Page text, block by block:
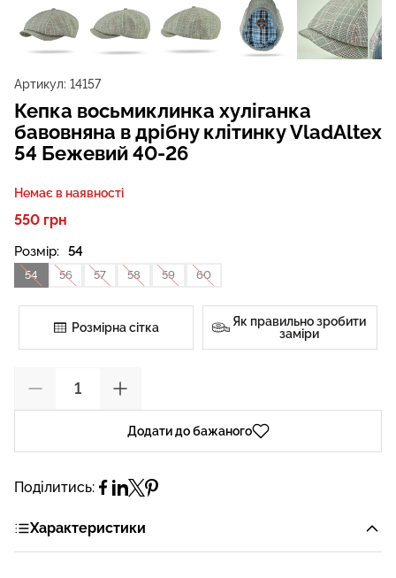
Артикул: 14157
Кепка восьмиклинка хуліганка
бавовняна в дрібну клітинку VladAltex
54 Бежевий 40-26
Немає в наявності
550 грн
Розмір: 54
54 56 57 58 59 60
Розмірна сітка
Як правильно зробити
заміри
Додати до бажаного
Поділитись:
Характеристики